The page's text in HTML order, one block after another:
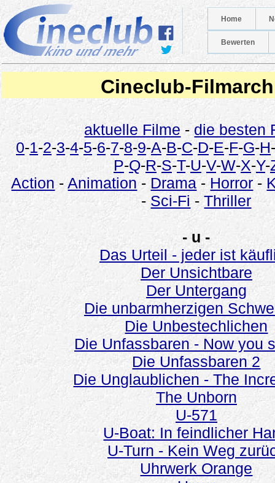
Home
Bewerten
Cineclub-
aktuelle Filme -die besten
0-1-2-3-4-5-6-7-8-9-A-B-C-D-E-F-G-H-
P-Q-R-S-T-U-V-W-X-Y-
Action -Animation - Drama - Horror -
- Sci-Fi -Thriller
- u -
Das Urteil - jeder ist
Der Unsichtbare
Der Untergang
Die unbarmherzigen
Die Unbestechlichen
Die Unfassbaren - Now you
Die Unfassbaren 2
Die Unglaublichen - The
The Unborn
U-571
U-Boat: In feindlicher
U-Turn - Kein Weg
Uhrwerk Orange